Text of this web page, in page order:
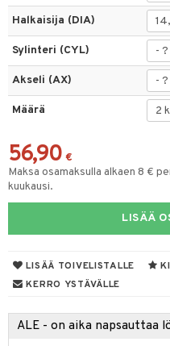
Halkaisija (DIA)
Sylinteri (CYL)
Akseli (AX)
Määrä
56,90 €
Maksa osamaksulla alkaen 8 €
kuukausi.
LISÄÄ
LISÄÄ TOIVELISTALLE
KERRO YSTÄVÄLLE
ALE - on aika napsauttaa